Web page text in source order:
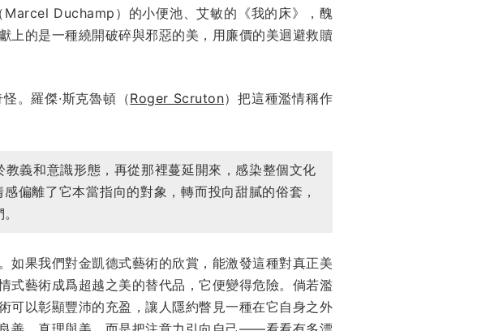
Marcel Duchamp）的小便池、艾敏的《我的床》，醜
上的是一種繞開破碎與邪惡的美，用廉價的美迴避救贖
。羅傑·斯克魯頓（Roger Scruton）把這種濫情稱作
義和意識形態，再從那裡蔓延開來，感染整個文化
偏離了它本當指向的對象，轉而投向甜膩的俗套，
如果我們對金凱德式藝術的欣賞，能激發這種對真正美
式藝術成爲超越之美的替代品，它便變得危險。倘若濫
可以彰顯豐沛的充盈，讓人隱約瞥見一種在它自身之外